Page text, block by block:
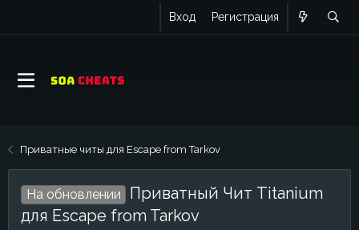
Вход Регистрация
Приватные читы для Escape from Tarkov
На обновлении
Приватный Чит Titanium
для Escape from Tarkov